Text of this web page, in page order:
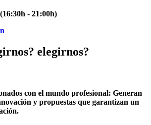
- 21:00h)
elegirnos?
con el mundo profesional: Generan
y propuestas que garantizan un